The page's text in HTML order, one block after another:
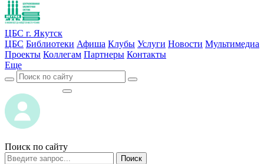
ЦБС г. Якутск
ЦБС Библиотеки Афиша Клубы Услуги Новости Мультимедиа
Проекты Коллегам Партнеры Контакты
Еще
Поиск по сайту
Поиск